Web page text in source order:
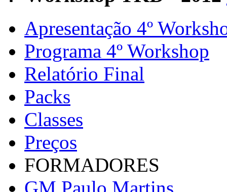
Apresentação 4º
Programa 4º Workshop
Relatório Final
Packs
Classes
Preços
FORMADORES
GM Paulo Martins